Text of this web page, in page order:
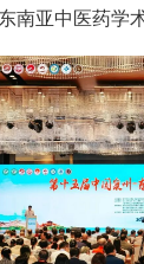
亚中医药学